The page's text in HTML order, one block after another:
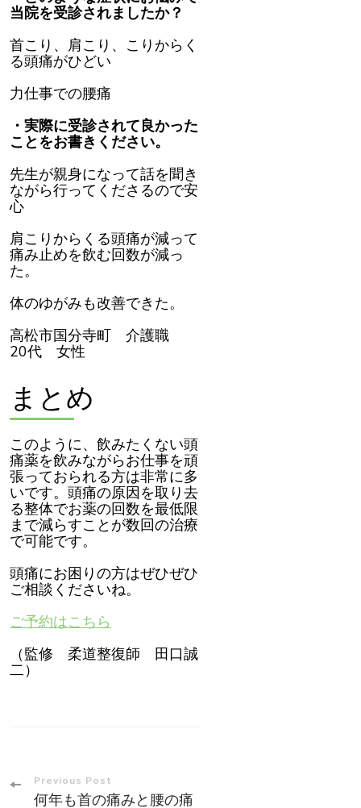
当院を受診されましたか？
首こり、肩こり、こりからく
る頭痛がひどい
力仕事での腰痛
・実際に受診されて良かった
ことをお書きください。
先生が親身になって話を聞き
ながら行ってくださるので安
心
肩こりからくる頭痛が減って
痛み止めを飲む回数が減っ
た。
体のゆがみも改善できた。
高松市国分寺町 介護職
20代 女性
まとめ
このように、飲みたくない頭
痛薬を飲みながらお仕事を頑
張っておられる方は非常に多
いです。頭痛の原因を取り去
る整体でお薬の回数を最低限
まで減らすことが数回の治療
で可能です。
頭痛にお困りの方はぜひぜひ
ご相談くださいね。
ご予約はこちら
（監修 柔道整復師 田口誠
二）
Post
Previous Post
何年も首の痛みと腰の痛